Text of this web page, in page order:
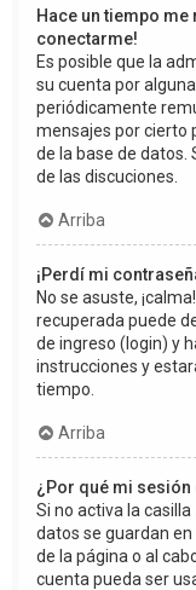
Hace un tiempo
conectarme!
Es posible que la
su cuenta por
periódicamente
mensajes por cierto
de la base de datos.
de las discuciones.
Arriba
¡Perdí mi
No se asuste,
recuperada puede
de ingreso (login) y
instrucciones y
tiempo.
Arriba
¿Por qué mi
Si no activa la casilla
datos se guardan
de la página o al
cuenta pueda ser